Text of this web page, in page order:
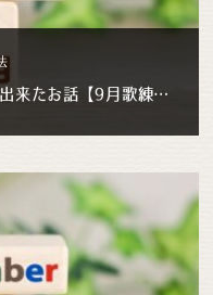
自分本来の声で初めてカラオケが出来たお話【9月歌練習 #2】